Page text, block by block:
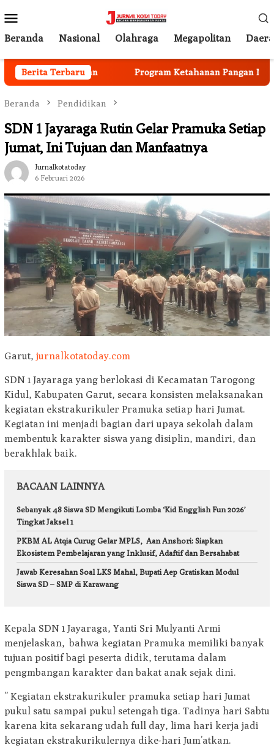
ke
kontenMobile
Beranda Nasional Olahraga Megapolitan
Berita Terbaru
Mulai Berjalan Program Ketahanan Pangan Nasional,
Beranda Pendidikan
SDN 1 Jayaraga Rutin Gelar Pramuka Setiap
Jumat, Ini Tujuan dan Manfaatnya
Jurnalkotatoday
6 Februari 2026
Garut, jurnalkotatoday.com
SDN 1 Jayaraga yang berlokasi di Kecamatan Tarogong
Kidul, Kabupaten Garut, secara konsisten melaksanakan
kegiatan ekstrakurikuler Pramuka setiap hari Jumat.
Kegiatan ini menjadi bagian dari upaya sekolah dalam
membentuk karakter siswa yang disiplin, mandiri, dan
berakhlak baik.
BACAAN LAINNYA
Sebanyak 48 Siswa SD Mengikuti Lomba ‘Kid Engglish Fun 2026’
Tingkat Jaksel 1
PKBM AL Atqia Curug Gelar MPLS, Aan Anshori: Siapkan
Ekosistem Pembelajaran yang Inklusif, Adaftif dan Bersahabat
Jawab Keresahan Soal LKS Mahal, Bupati Aep Gratiskan Modul
Siswa SD – SMP di Karawang
Kepala SDN 1 Jayaraga, Yanti Sri Mulyanti Armi
menjelaskan, bahwa kegiatan Pramuka memiliki banyak
tujuan positif bagi peserta didik, terutama dalam
pengmbangan karakter dan bakat anak sejak dini.
” Kegiatan ekstrakurikuler pramuka setiap hari Jumat
pukul satu sampai pukul setengah tiga. Tadinya hari Sabtu
karena kita sekarang udah full day, lima hari kerja jadi
kegiatan ekstrakurikulernya dike-hari Jum’atkan.